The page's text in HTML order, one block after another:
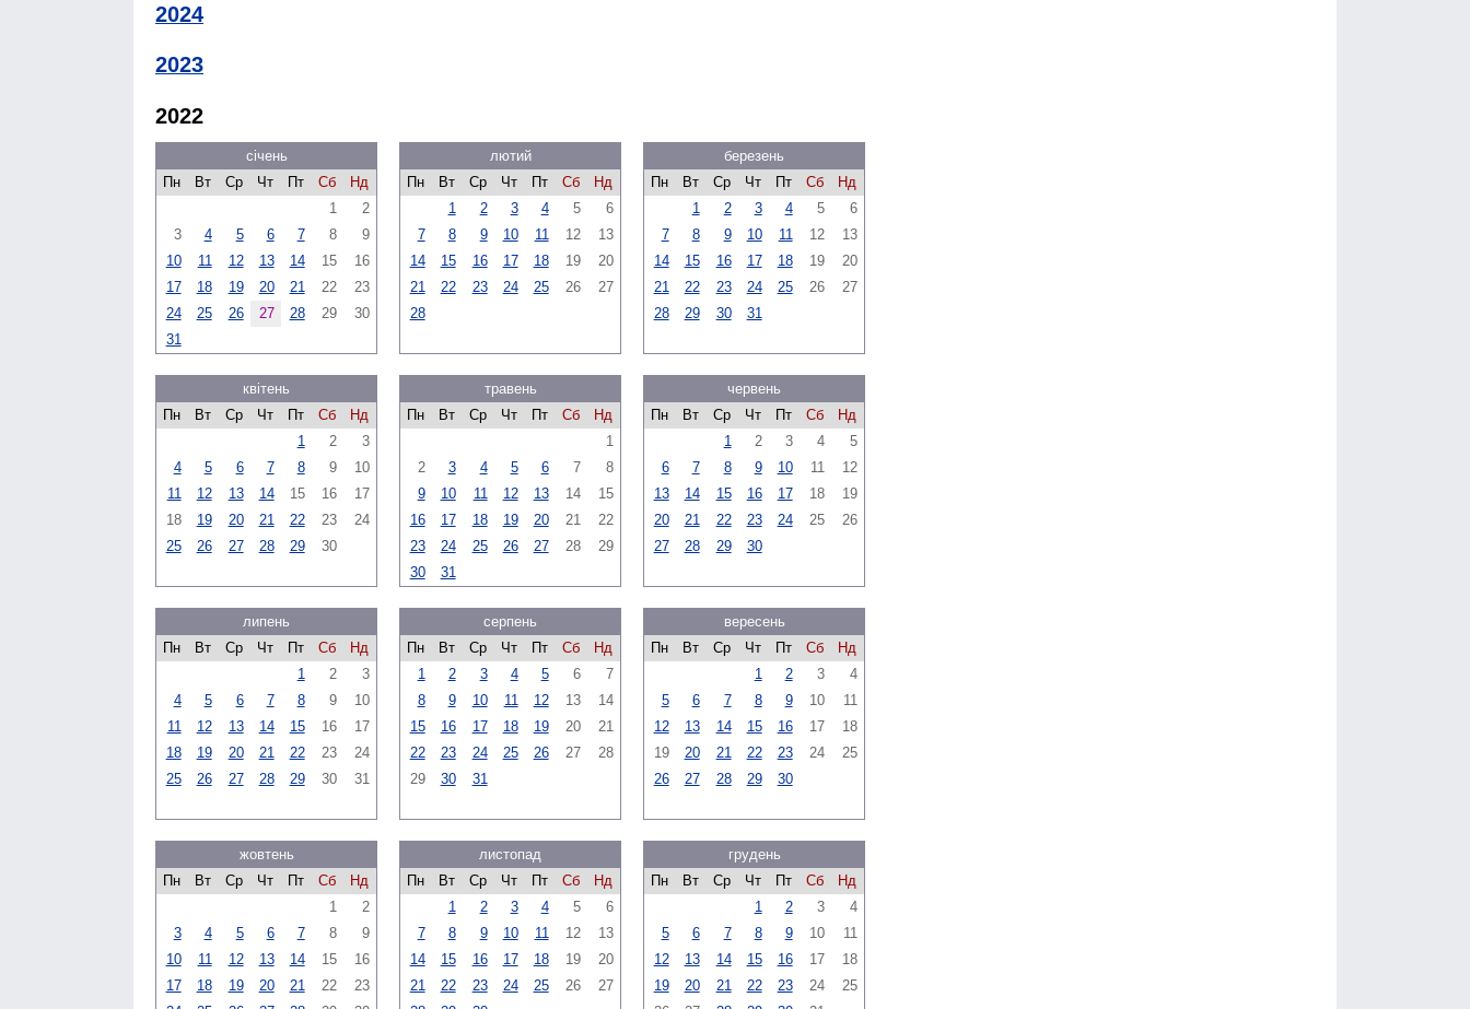
2024
2023
2022
січень
Пн
Вт Ср Чт Пт Сб
Нд
1
2
3
4 5 6 7 8
9
10
11 12 13 14 15
16
17
18 19 20 21 22
23
24
25 26 27 28 29
30
31
лютий
Пн
Вт Ср Чт Пт Сб
Нд
1
2 3 4 5
6
7
8 9 10 11 12
13
14
15 16 17 18 19
20
21
22 23 24 25 26
27
28
березень
Пн
Вт Ср Чт Пт Сб
Нд
1
2 3 4 5
6
7
8 9 10 11 12
13
14
15 16 17 18 19
20
21
22 23 24 25 26
27
28
29 30 31
квітень
Пн
Вт Ср Чт Пт Сб
Нд
1
2
3
4
5 6 7 8 9
10
11
12 13 14 15 16
17
18
19 20 21 22 23
24
25
26 27 28 29 30
травень
Пн
Вт Ср Чт Пт Сб
Нд
1
2
3 4 5 6 7
8
9
10 11 12 13 14
15
16
17 18 19 20 21
22
23
24 25 26 27 28
29
30
31
червень
Пн
Вт Ср Чт Пт Сб
Нд
1
2 3 4
5
6
7 8 9 10 11
12
13
14 15 16 17 18
19
20
21 22 23 24 25
26
27
28 29 30
липень
Пн
Вт Ср Чт Пт Сб
Нд
1
2
3
4
5 6 7 8 9
10
11
12 13 14 15 16
17
18
19 20 21 22 23
24
25
26 27 28 29 30 31
серпень
Пн
Вт Ср Чт Пт Сб
Нд
1
2 3 4 5 6
7
8
9 10 11 12 13
14
15
16 17 18 19 20
21
22
23 24 25 26 27
28
29
30 31
вересень
Пн
Вт Ср Чт Пт Сб
Нд
1
2 3
4
5
6 7 8 9 10
11
12
13 14 15 16 17
18
19
20 21 22 23 24
25
26
27 28 29 30
жовтень
Пн
Вт Ср Чт Пт Сб
Нд
1
2
3
4 5 6 7 8
9
10
11 12 13 14 15
16
17
18 19 20 21 22
23
листопад
Пн
Вт Ср Чт Пт Сб
Нд
1
2 3 4 5
6
7
8 9 10 11 12
13
14
15 16 17 18 19
20
21
22 23 24 25 26
27
грудень
Пн
Вт Ср Чт Пт Сб
Нд
1
2 3
4
5
6 7 8 9 10
11
12
13 14 15 16 17
18
19
20 21 22 23 24
25